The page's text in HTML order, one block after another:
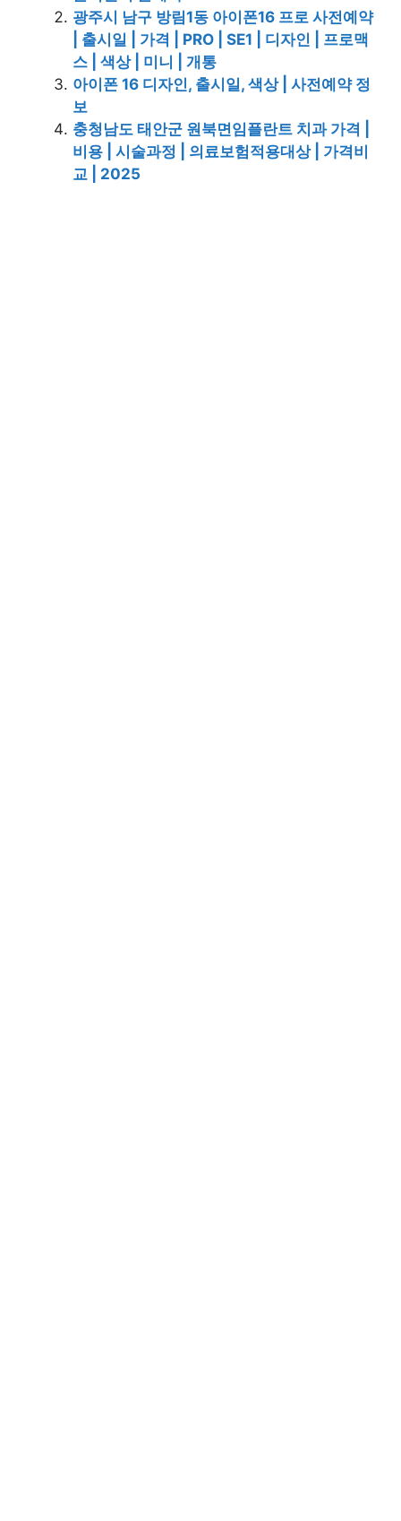
광주시 남구 방림1동 아이폰16 프로 사전예약
| 출시일 | 가격 | PRO | SE1 | 디자인 | 프로맥
스 | 색상 | 미니 | 개통
아이폰 16 디자인, 출시일, 색상 | 사전예약 정
보
충청남도 태안군 원북면임플란트 치과 가격 |
비용 | 시술과정 | 의료보험적용대상 | 가격비
교 | 2025